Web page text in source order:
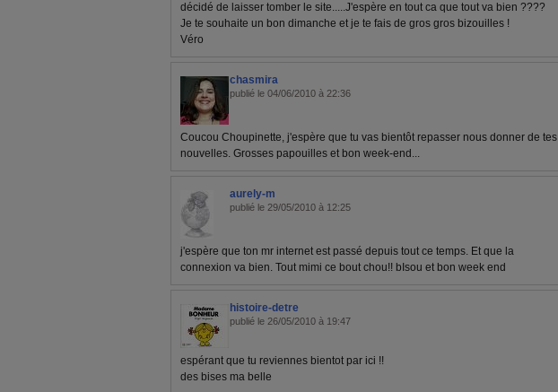
décidé de laisser tomber le site.....J'espère en tout ca que tout va bien ????
Je te souhaite un bon dimanche et je te fais de gros gros bizouilles !
Véro
chasmira
publié le 04/06/2010 à 22:36
Coucou Choupinette, j'espère que tu vas bientôt repasser nous donner de tes
nouvelles. Grosses papouilles et bon week-end...
aurely-m
publié le 29/05/2010 à 12:25
j'espère que ton mr internet est passé depuis tout ce temps. Et que la
connexion va bien. Tout mimi ce bout chou!! bIsou et bon week end
histoire-detre
publié le 26/05/2010 à 19:47
espérant que tu reviennes bientot par ici !!
des bises ma belle